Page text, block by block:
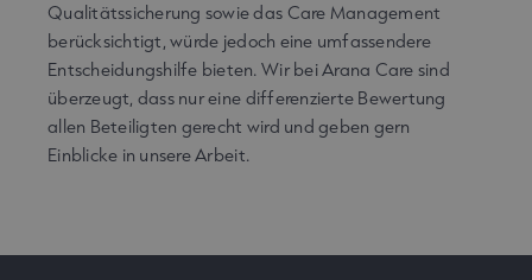
Qualitätssicherung sowie das Care Management
berücksichtigt, würde jedoch eine umfassendere
Entscheidungshilfe bieten. Wir bei Arana Care sind
überzeugt, dass nur eine differenzierte Bewertung
allen Beteiligten gerecht wird und geben gern
Einblicke in unsere Arbeit.